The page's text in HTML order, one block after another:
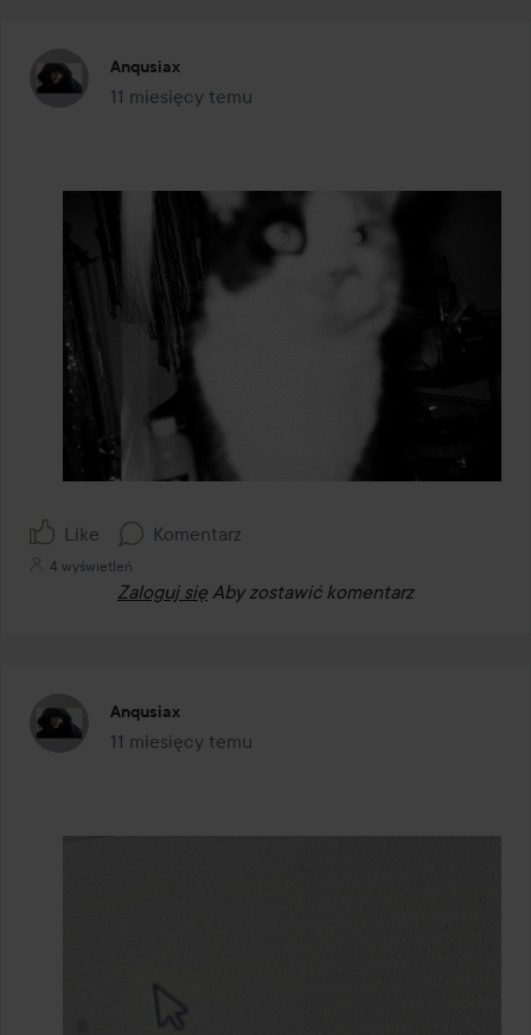
Anqusiax
11 miesięcy temu
Post został utworzony 11 miesięcy temu
Like Komentarz
4 wyświetleń
Zaloguj się Aby zostawić komentarz
Anqusiax
11 miesięcy temu
Post został utworzony 11 miesięcy temu